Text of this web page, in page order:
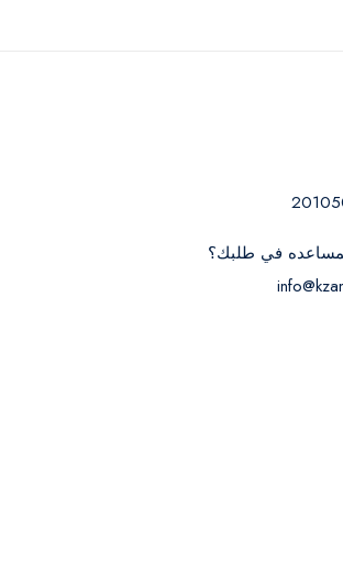
في طلبك؟